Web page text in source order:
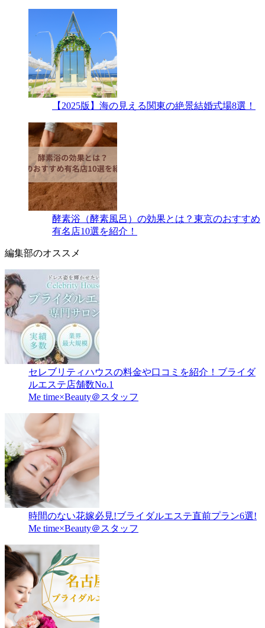
【2025版】海の見える関東の絶景結婚式場8選！
酵素浴（酵素風呂）の効果とは？東京のおすすめ
有名店10選を紹介！
編集部のオススメ
セレブリティハウスの料金や口コミを紹介！ブライダ
ルエステ店舗数No.1
Me time×Beauty＠スタッフ
時間のない花嫁必見!ブライダルエステ直前プラン6選!
Me time×Beauty＠スタッフ